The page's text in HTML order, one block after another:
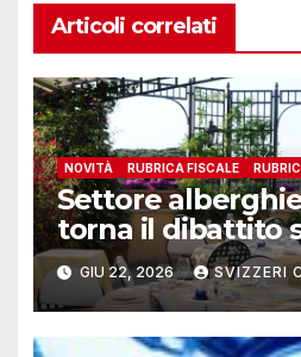
Articoli correlati
NOVITÀ RUBRICA FISCALE
Settore
torna il dibattito
speciale IVA
GIU 22, 2026 SVIZZERI